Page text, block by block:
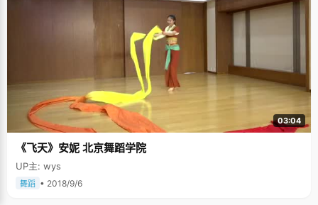
03:04
《飞天》安妮 北京舞蹈学院
UP主: wys
舞蹈 • 2018/9/6